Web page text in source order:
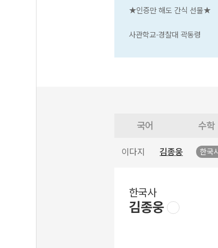
★인증만 해도 간식 선물★
사관학교·경찰대 곽동령
국어 수학
이다지 김종웅 한국
한국사
김종웅